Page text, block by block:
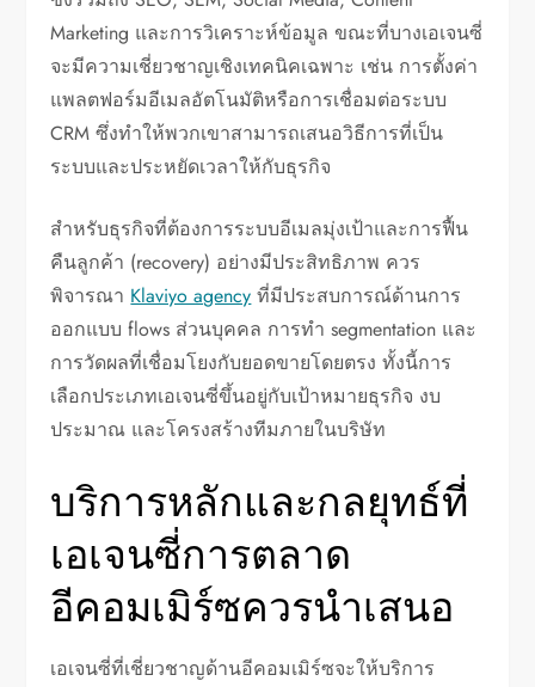
Marketing และการวิเคราะห์ข้อมูล ขณะที่บางเอเจนซี่
จะมีความเชี่ยวชาญเชิงเทคนิคเฉพาะ เช่น การตั้งค่า
แพลตฟอร์มอีเมลอัตโนมัติหรือการเชื่อมต่อระบบ
CRM ซึ่งทำให้พวกเขาสามารถเสนอวิธีการที่เป็น
ระบบและประหยัดเวลาให้กับธุรกิจ
สำหรับธุรกิจที่ต้องการระบบอีเมลมุ่งเป้าและการฟื้น
คืนลูกค้า (recovery) อย่างมีประสิทธิภาพ ควร
พิจารณา Klaviyo agency ที่มีประสบการณ์ด้านการ
ออกแบบ flows ส่วนบุคคล การทำ segmentation และ
การวัดผลที่เชื่อมโยงกับยอดขายโดยตรง ทั้งนี้การ
เลือกประเภทเอเจนซี่ขึ้นอยู่กับเป้าหมายธุรกิจ งบ
ประมาณ และโครงสร้างทีมภายในบริษัท
บริการหลักและกลยุทธ์ที่
เอเจนซี่การตลาด
อีคอมเมิร์ซควรนำเสนอ
เอเจนซี่ที่เชี่ยวชาญด้านอีคอมเมิร์ซจะให้บริการ